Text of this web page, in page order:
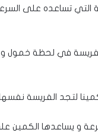
التي تساعده على
في لحظة خمول و
لتجد الفريسة
و يساعدها الكمين